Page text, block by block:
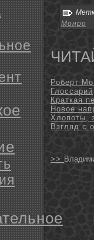
Монро
Роберт
Глоссарий
Краткая
Новое
Хлопоты,
Взгляд с
>>